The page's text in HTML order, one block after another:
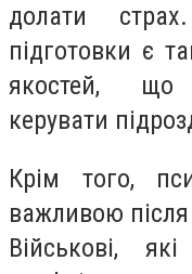
долати
підготовки є
якостей, що
керувати
Крім того,
важливою
Військові,